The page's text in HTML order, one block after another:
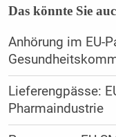
Das könnte Sie
Anhörung im EU-
Lieferengpässe:
Pharmaindustrie